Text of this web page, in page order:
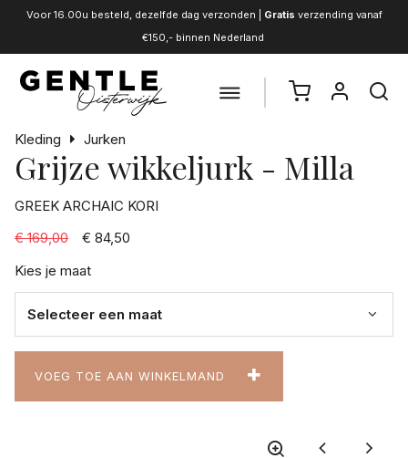
Voor 16.00u besteld, dezelfde dag verzonden | Gratis verzending vanaf
€150,- binnen Nederland
Kleding Jurken
Grijze wikkeljurk - Milla
GREEK ARCHAIC KORI
€ 169,00
€ 84,50
Kies je maat
VOEG TOE AAN WINKELMAND